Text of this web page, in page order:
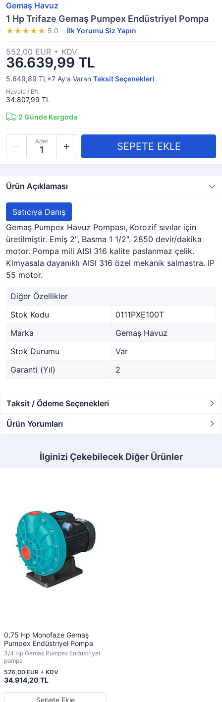
Gemaş Havuz
1 Hp Trifaze Gemaş Pumpex Endüstriyel Pompa
5.0 İlk Yorumu Siz Yapın
36.639,99 TL
552,00 EUR + KDV
5.649,89 TL×7 Ay'a Varan Taksit Seçenekleri
Havale / Eft
34.807,99 TL
2 Günde Kargoda
Adet
Ürün Açıklaması
Satıcıya Danış
Gemaş Pumpex Havuz Pompası, Korozif sıvılar için
üretilmiştir. Emiş 2", Basma 1 1/2". 2850 devir/dakika
motor. Pompa mili AISI 316 kalite paslanmaz çelik.
Kimyasala dayanıklı AISI 316 özel mekanik salmastra. IP
55 motor.
Diğer Özellikler
Stok Kodu
0111PXE100T
Marka
Gemaş Havuz
Stok Durumu
Var
Garanti (Yıl)
2
Taksit / Ödeme Seçenekleri
Ürün Yorumları
İlginizi Çekebilecek Diğer Ürünler
0,75 Hp Monofaze Gemaş
Pumpex Endüstriyel Pompa
3/4 Hp Gemaş Pumpex Endüstriyel
pompa
34.914,20 TL
526,00 EUR + KDV
Sepete Ekle